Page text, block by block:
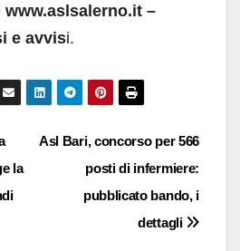
www.aslsalerno.it –
e avvisi.
Asl Bari, concorso per 566
posti di infermiere:
pubblicato bando, i
dettagli
la